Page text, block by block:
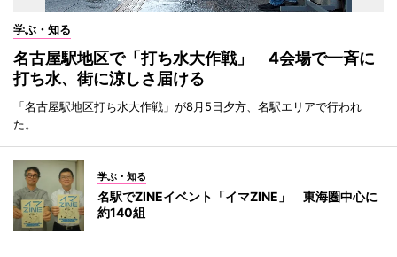
学ぶ・知る
名古屋駅地区で「打ち水大作戦」 4会場で一斉に
打ち水、街に涼しさ届ける
「名古屋駅地区打ち水大作戦」が8月5日夕方、名駅エリアで行われ
た。
学ぶ・知る
名駅でZINEイベント「イマZINE」 東海圏中心に
約140組